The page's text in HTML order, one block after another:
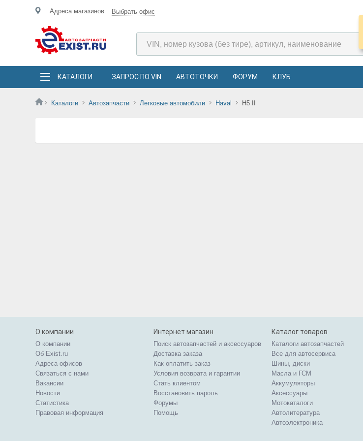
Адреса магазинов Выбрать офис
КАТАЛОГИ ЗАПРОС ПО VIN АВТОТОЧКИ ФОРУМ КЛУБ
Каталоги Автозапчасти Легковые автомобили Haval H5 II
О компании
О компании
Об Exist.ru
Адреса офисов
Связаться с нами
Вакансии
Новости
Статистика
Правовая информация
Интернет магазин
Поиск автозапчастей и аксессуаров
Доставка заказа
Как оплатить заказ
Условия возврата и гарантии
Стать клиентом
Восстановить пароль
Форумы
Помощь
Каталог товаров
Каталоги автозапчастей
Все для автосервиса
Шины, диски
Масла и ГСМ
Аккумуляторы
Аксессуары
Мотокаталоги
Автолитература
Автоэлектроника